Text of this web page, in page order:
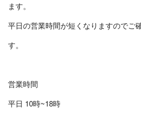
ます。⁡
平日の営業時間が短くなりますのでご
す。⁡
⁡営業時間⁡
⁡平日 10時~18時⁡